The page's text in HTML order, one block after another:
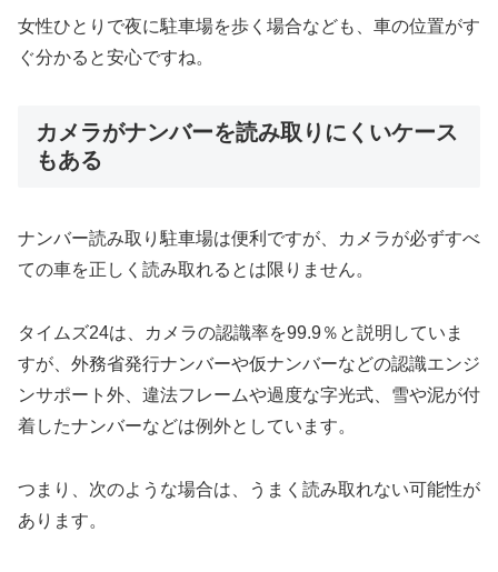
女性ひとりで夜に駐車場を歩く場合なども、車の位置がす
ぐ分かると安心ですね。
カメラがナンバーを読み取りにくいケース
もある
ナンバー読み取り駐車場は便利ですが、カメラが必ずすべ
ての車を正しく読み取れるとは限りません。
タイムズ24は、カメラの認識率を99.9％と説明していま
すが、外務省発行ナンバーや仮ナンバーなどの認識エンジ
ンサポート外、違法フレームや過度な字光式、雪や泥が付
着したナンバーなどは例外としています。
つまり、次のような場合は、うまく読み取れない可能性が
あります。